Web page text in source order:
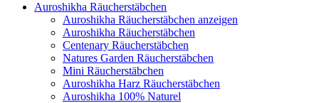
Auroshikha Räucherstäbchen
Auroshikha Räucherstäbchen anzeigen
Auroshikha Räucherstäbchen
Centenary Räucherstäbchen
Natures Garden Räucherstäbchen
Mini Räucherstäbchen
Auroshikha Harz Räucherstäbchen
Auroshikha 100% Naturel